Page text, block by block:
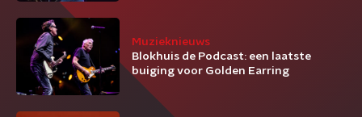
Muzieknieuws
Blokhuis de Podcast: een laatste
buiging voor Golden Earring